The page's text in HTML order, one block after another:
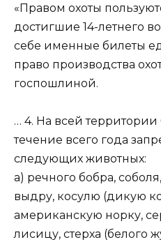
«Правом охоты
достигшие 14-летнего
себе именные билеты
право производства
госпошлиной.
… 4. На всей
течение всего года
следующих животных:
а) речного бобра,
выдру, косулю (дикую
американскую норку,
лисицу, стерха (белого